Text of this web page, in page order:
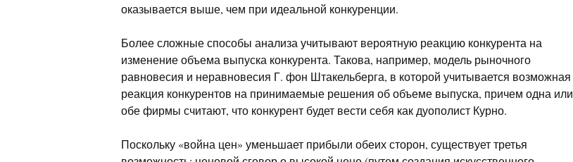
оказывается выше, чем при идеальной конкуренции.
Более сложные способы анализа учитывают вероятную реакцию конкурента на
изменение объема выпуска конкурента. Такова, например, модель рыночного
равновесия и неравновесия Г. фон Штакельберга, в которой учитывается возможная
реакция конкурентов на принимаемые решения об объеме выпуска, причем одна или
обе фирмы считают, что конкурент будет вести себя как дуополист Курно.
Поскольку «война цен» уменьшает прибыли обеих сторон, существует третья